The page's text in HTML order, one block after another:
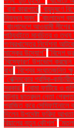
"বাবা কারাগারে "বায়ুদূষণে
নিবন্ধন সনদ" "বাংলাদেশ
"বাংলাদেশে আওয়ামী
পাঠ্যবইতে মানচিত্র ও তথ্য
গণবরখাস্তের নির্দেশনা
মাস্কের উদ্যোগ" "বিদেশ
'বিস্ফোরণ' উপভোগ করছেন
বাধা "বিশ্বের সংঘাতজনিত
"বেক্সিমকোর শ্রমিক-
সরকার" "বোমা ফাটিয়ে ও
ঘটনায় ছাত্রদল নেতা
পরাজিত করে সেমিফাইনালে
দিলেন উপদেষ্টা ফরিদা
রিয়ালের নতুন কৌশল"